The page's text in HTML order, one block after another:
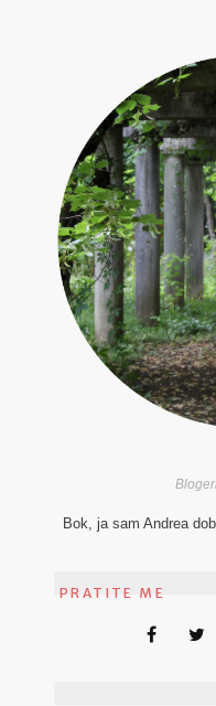
Bok, ja sam Andrea
PRATITE ME